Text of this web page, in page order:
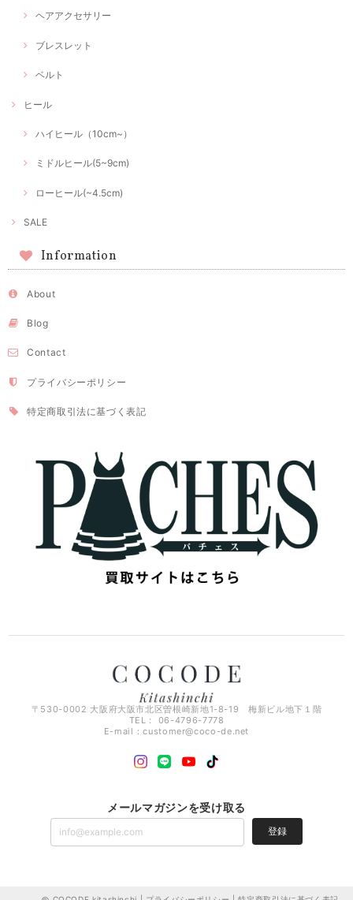
ヘアアクセサリー
ブレスレット
ベルト
ヒール
ハイヒール（10cm~）
ミドルヒール(5~9cm)
ローヒール(~4.5cm)
SALE
Information
About
Blog
Contact
プライバシーポリシー
特定商取引法に基づく表記
〒530-0002 大阪府大阪市北区曽根崎新地1-8-19 梅新ビル地下１階
TEL： 06-4796-7778
E-mail：customer@coco-de.net
メールマガジンを受け取る
登録